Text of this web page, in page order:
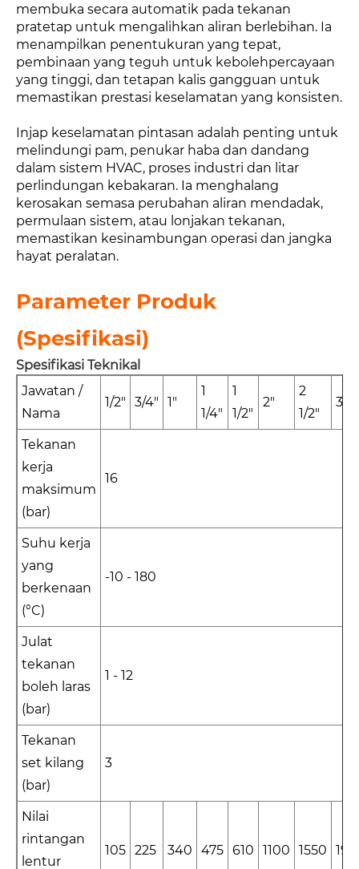
membuka secara automatik pada tekanan
pratetap untuk mengalihkan aliran berlebihan. Ia
menampilkan penentukuran yang tepat,
pembinaan yang teguh untuk kebolehpercayaan
yang tinggi, dan tetapan kalis gangguan untuk
memastikan prestasi keselamatan yang konsisten.
Injap keselamatan pintasan adalah penting untuk
melindungi pam, penukar haba dan dandang
dalam sistem HVAC, proses industri dan litar
perlindungan kebakaran. Ia menghalang
kerosakan semasa perubahan aliran mendadak,
permulaan sistem, atau lonjakan tekanan,
memastikan kesinambungan operasi dan jangka
hayat peralatan.
Parameter Produk
(Spesifikasi)
Spesifikasi Teknikal
Jawatan /
Nama
1/2" 3/4" 1"
1
1/4"
1
1/2"
2"
2
1/2"
3"
Tekanan
kerja
maksimum
(bar)
16
Suhu kerja
yang
berkenaan
(°C)
-10 - 180
Julat
tekanan
boleh laras
(bar)
1 - 12
Tekanan
set kilang
(bar)
3
Nilai
rintangan
lentur
105 225 340 475 610 1100 1550